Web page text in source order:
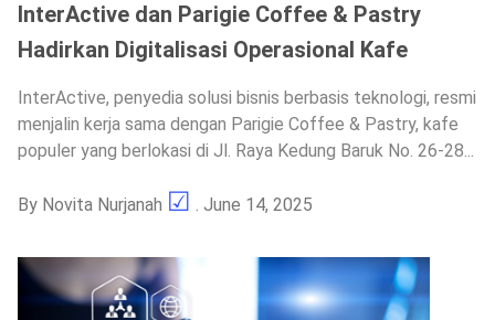
InterActive dan Parigie Coffee & Pastry
Hadirkan Digitalisasi Operasional Kafe
InterActive, penyedia solusi bisnis berbasis teknologi, resmi
menjalin kerja sama dengan Parigie Coffee & Pastry, kafe
populer yang berlokasi di Jl. Raya Kedung Baruk No. 26-28...
By Novita Nurjanah . June 14, 2025